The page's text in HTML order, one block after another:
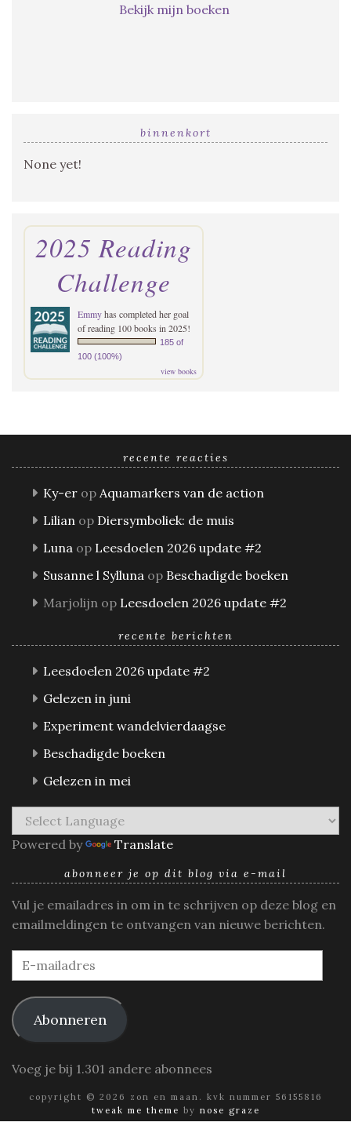
Bekijk mijn boeken
binnenkort
None yet!
2025 Reading
Challenge
Emmyhas completed her goal
of reading 100 books in 2025!
185 of
100 (100%)
view books
recente reacties
Ky-er op Aquamarkers van de action
Lilian op Diersymboliek: de muis
Luna op Leesdoelen 2026 update #2
Susanne l Sylluna op Beschadigde boeken
Marjolijn op Leesdoelen 2026 update #2
recente berichten
Leesdoelen 2026 update #2
Gelezen in juni
Experiment wandelvierdaagse
Beschadigde boeken
Gelezen in mei
Powered by Translate
abonneer je op dit blog via e-mail
Vul je emailadres in om in te schrijven op deze blog en
emailmeldingen te ontvangen van nieuwe berichten.
E-
mailadres
Abonneren
Voeg je bij 1.301 andere abonnees
copyright © 2026 zon en maan. kvk nummer 56155816
tweak me theme by nose graze